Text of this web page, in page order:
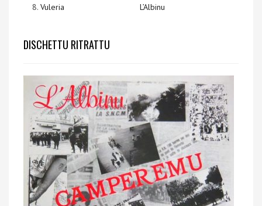
8. Vuleria L’Albinu
DISCHETTU RITRATTU